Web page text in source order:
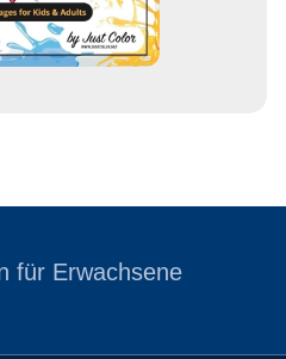
für Erwachsene